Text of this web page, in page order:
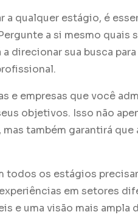
a qualquer estágio, é
a si mesmo quais
direcionar sua busca
e empresas que você
objetivos. Isso não
também garantirá
todos os estágios
em setores
e uma visão mais ampla